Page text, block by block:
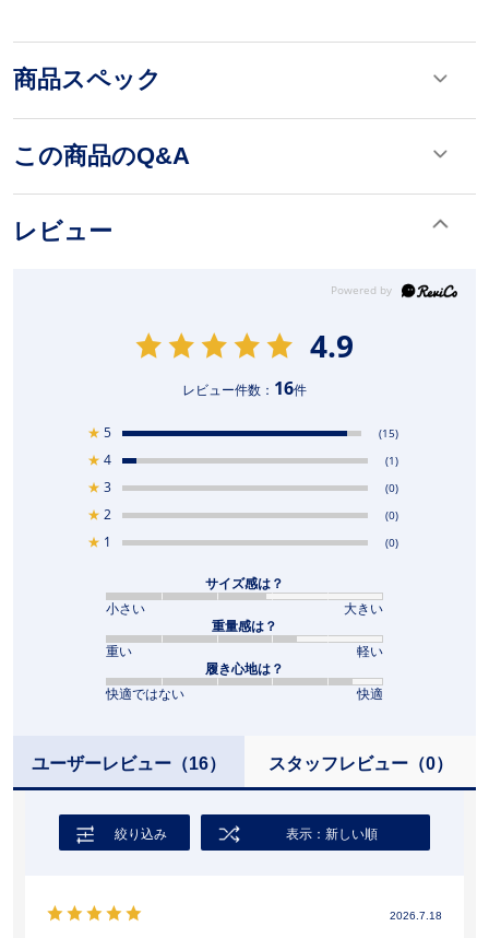
商品スペック
この商品のQ&A
レビュー
4.9
レビュー件数： 16件
★ 5 (15)
★ 4 (1)
★ 3 (0)
★ 2 (0)
★ 1 (0)
サイズ感は？
小さい
大きい
重量感は？
重い
軽い
履き心地は？
快適ではない
快適
ユーザーレビュー（16） スタッフレビュー（0）
絞り込み 表示：新しい順
2026.7.18